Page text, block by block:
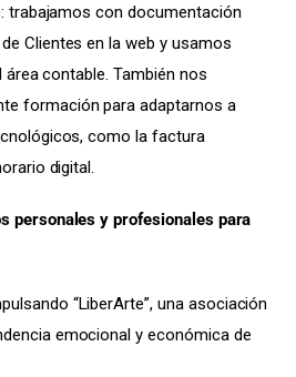
trabajamos con documentación
Clientes en la web y usamos
contable. También nos
formación para adaptarnos a
como la factura
digital.
personales y profesionales para
“LiberArte”, una asociación
emocional y económica de